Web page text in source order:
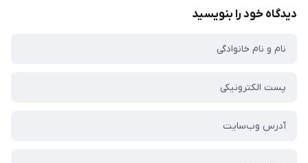
دیدگاه خود را بنویسید